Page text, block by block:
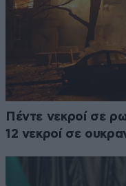
Πέντε νεκροί σε
12 νεκροί σε